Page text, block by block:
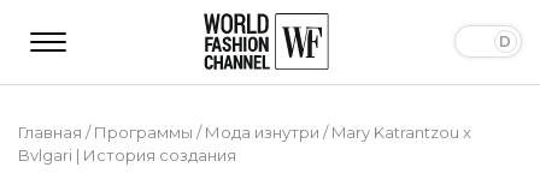
Главная /Программы /Мода изнутри /Mary Katrantzou x
Bvlgari | История создания